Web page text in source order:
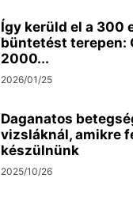
Így kerüld el a 300
büntetést terepen:
2000...
2026/01/25
Daganatos
vizsláknál, amikre
készülnünk
2025/10/26